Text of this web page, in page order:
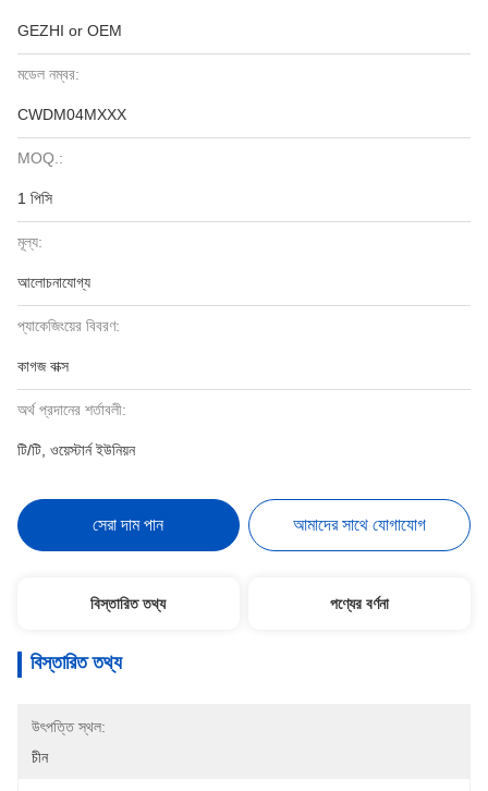
GEZHI or OEM
মডেল নম্বর:
CWDM04MXXX
MOQ.:
1 পিসি
মূল্য:
আলোচনাযোগ্য
প্যাকেজিংয়ের বিবরণ:
কাগজ বাক্স
অর্থ প্রদানের শর্তাবলী:
টি/টি, ওয়েস্টার্ন ইউনিয়ন
সেরা দাম পান আমাদের সাথে যোগাযোগ
বিস্তারিত তথ্য পণ্যের বর্ণনা
বিস্তারিত তথ্য
উৎপত্তি স্থল:
চীন